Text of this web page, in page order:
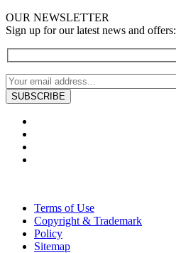
OUR NEWSLETTER
Sign up for our latest news and offers:
Terms of Use
Copyright & Trademark
Policy
Sitemap